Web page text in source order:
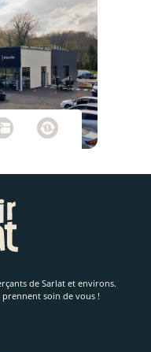
de Sarlat et environs.
prennent soin de vous !